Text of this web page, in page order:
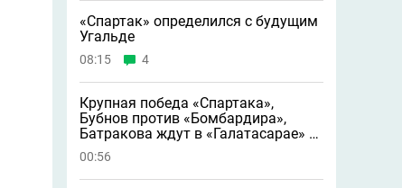
«Спартак» определился с будущим
Угальде
08:15 4
Крупная победа «Спартака»,
Бубнов против «Бомбардира»,
Батракова ждут в «Галатасарае» и
другие новости
00:56